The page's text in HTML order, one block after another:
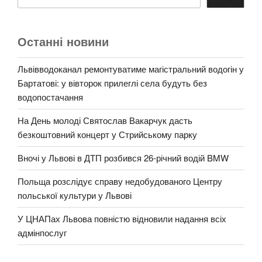
Останні новини
Львівводоканал ремонтуватиме магістральний водогін у
Бартатові: у вівторок прилеглі села будуть без
водопостачання
На День молоді Святослав Вакарчук дасть
безкоштовний концерт у Стрийському парку
Вночі у Львові в ДТП розбився 26-річний водій BMW
Польща розслідує справу недобудованого Центру
польської культури у Львові
У ЦНАПах Львова повністю відновили надання всіх
адмінпослуг